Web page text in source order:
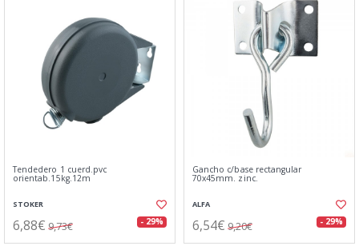
Tendedero 1 cuerd.pvc
orientab.15kg.12m
STOKER
6,88€ 9,73€ - 29%
Gancho c/base rectangular
70x45mm. zinc.
ALFA
6,54€ 9,20€ - 29%